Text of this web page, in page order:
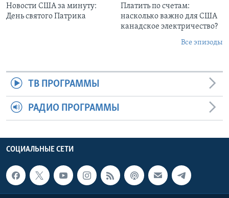
Новости США за минуту:
День святого Патрика
Платить по счетам:
насколько важно для США
канадское электричество?
Все эпизоды
ТВ ПРОГРАММЫ
РАДИО ПРОГРАММЫ
СОЦИАЛЬНЫЕ СЕТИ